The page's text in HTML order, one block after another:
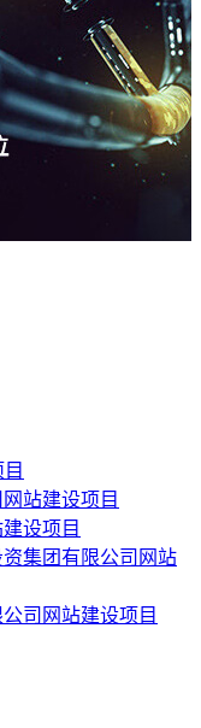
站建设项目
设项目
集团有限公司网站
司网站建设项目